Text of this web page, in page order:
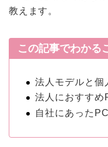
教えます。
この記事でわかる
法人モデルと個
法人におすすめ
自社にあった